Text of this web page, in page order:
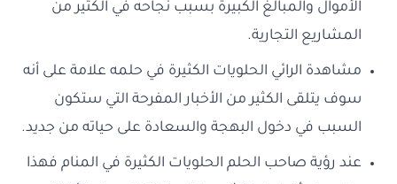
الأموال والمبالغ الكبيرة بسبب نجاحه في الكثير من
المشاريع التجارية.
مشاهدة الرائي الحلويات الكثيرة في حلمه علامة على أنه
سوف يتلقى الكثير من الأخبار المفرحة التي ستكون
السبب في دخول البهجة والسعادة على حياته من جديد.
عند رؤية صاحب الحلم الحلويات الكثيرة في المنام فهذا